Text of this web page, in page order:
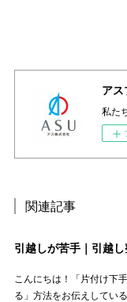
ア
私た
関連記事
こんにちは！「片付け下
る」方法をお伝えしてい